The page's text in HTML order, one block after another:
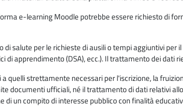
e-learning Moodle potrebbe essere richiesto di
salute per le richieste di ausili o tempi aggiuntivi
apprendimento (DSA), ecc.). Il trattamento dei dati
quelli strettamente necessari per l'iscrizione, la
documenti ufficiali, né il trattamento di dati relativi
di un compito di interesse pubblico con finalità